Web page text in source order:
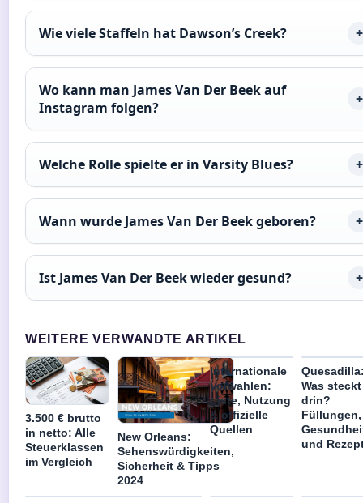
Wie viele Staffeln hat Dawson’s Creek?
Wo kann man James Van Der Beek auf
Instagram folgen?
Welche Rolle spielte er in Varsity Blues?
Wann wurde James Van Der Beek geboren?
Ist James Van Der Beek wieder gesund?
WEITERE VERWANDTE ARTIKEL
3.500 € brutto
in netto: Alle
Steuerklassen
im Vergleich
New Orleans:
Sehenswürdigkeiten,
Sicherheit & Tipps
2024
Internationale
Vorwahlen:
Liste, Nutzung
& offizielle
Quellen
Was steckt
drin?
Füllungen,
und